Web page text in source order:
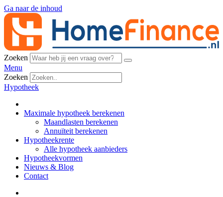
Ga naar de inhoud
Zoeken
Menu
Zoeken
Hypotheek
Maximale hypotheek berekenen
Maandlasten berekenen
Annuïteit berekenen
Hypotheekrente
Alle hypotheek aanbieders
Hypotheekvormen
Nieuws & Blog
Contact